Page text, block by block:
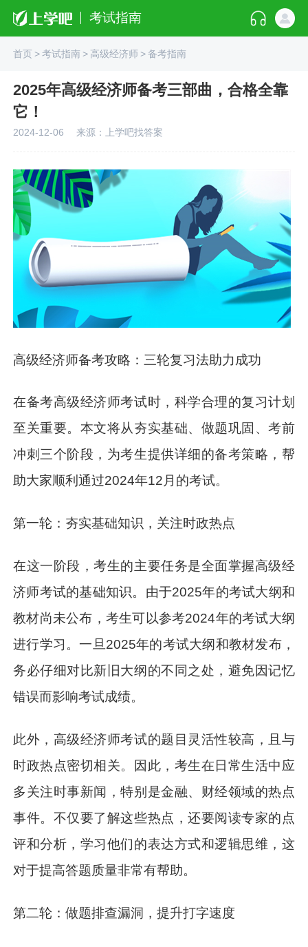
考试指南
首页>考试指南> 高级经济师> 备考指南
2025年高级经济师备考三部曲，合格全靠
它！
2024-12-06 来源：上学吧找答案
高级经济师备考攻略：三轮复习法助力成功
在备考高级经济师考试时，科学合理的复习计划
至关重要。本文将从夯实基础、做题巩固、考前
冲刺三个阶段，为考生提供详细的备考策略，帮
助大家顺利通过2024年12月的考试。
第一轮：夯实基础知识，关注时政热点
在这一阶段，考生的主要任务是全面掌握高级经
济师考试的基础知识。由于2025年的考试大纲和
教材尚未公布，考生可以参考2024年的考试大纲
进行学习。一旦2025年的考试大纲和教材发布，
务必仔细对比新旧大纲的不同之处，避免因记忆
错误而影响考试成绩。
此外，高级经济师考试的题目灵活性较高，且与
时政热点密切相关。因此，考生在日常生活中应
多关注时事新闻，特别是金融、财经领域的热点
事件。不仅要了解这些热点，还要阅读专家的点
评和分析，学习他们的表达方式和逻辑思维，这
对于提高答题质量非常有帮助。
第二轮：做题排查漏洞，提升打字速度